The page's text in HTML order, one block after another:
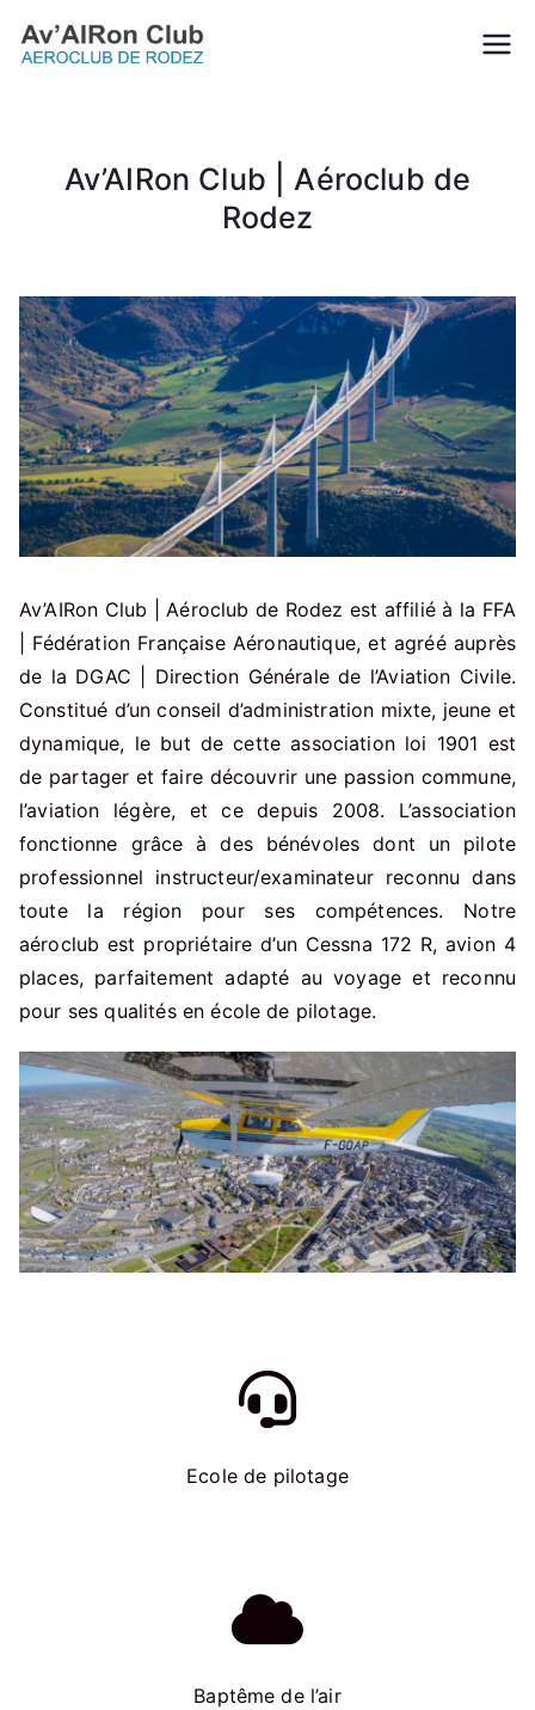
au
Aéroclub de
Av’AIRon Club | Aéroclub de
Rodez
Av’AIRon Club | Aéroclub de Rodez est affilié à la FFA
| Fédération Française Aéronautique, et agréé auprès
de la DGAC | Direction Générale de l’Aviation Civile.
Constitué d’un conseil d’administration mixte, jeune et
dynamique, le but de cette association loi 1901 est
de partager et faire découvrir une passion commune,
l’aviation légère, et ce depuis 2008. L’association
fonctionne grâce à des bénévoles dont un pilote
professionnel instructeur/examinateur reconnu dans
toute la région pour ses compétences. Notre
aéroclub est propriétaire d’un Cessna 172 R, avion 4
places, parfaitement adapté au voyage et reconnu
pour ses qualités en école de pilotage.
Ecole de pilotage
Baptême de l’air